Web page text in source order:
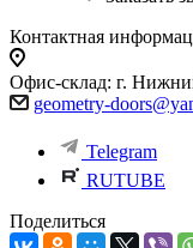
Контактная
Офис-склад: г.
geometry-
Telegram
RUTUBE
Поделиться